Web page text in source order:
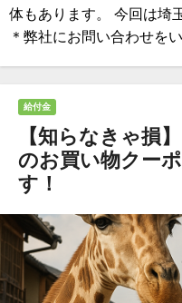
体もあります。 今回は埼
＊弊社にお問い合わせを
給付金
【知らなきゃ損
のお買い物クー
す！